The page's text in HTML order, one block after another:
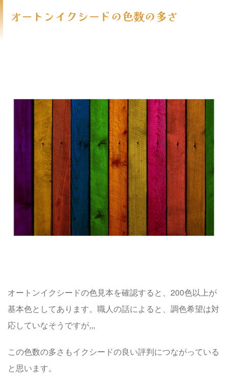
オートンイクシードの色数の多さ
オートンイクシードの色見本を確認すると、 200色以上が
基本色としてあります。職人の話によると、調色希望は対
応していなそうですが,,,
この色数の多さもイクシードの良い評判につながっている
と思います。